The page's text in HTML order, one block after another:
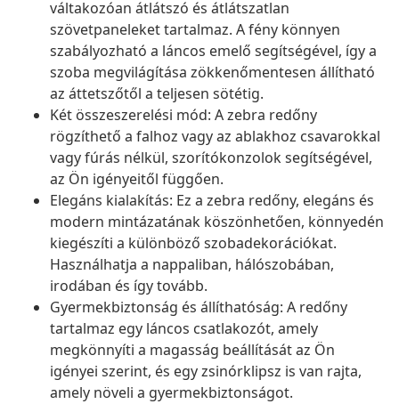
váltakozóan átlátszó és átlátszatlan
szövetpaneleket tartalmaz. A fény könnyen
szabályozható a láncos emelő segítségével, így a
szoba megvilágítása zökkenőmentesen állítható
az áttetszőtől a teljesen sötétig.
Két összeszerelési mód: A zebra redőny
rögzíthető a falhoz vagy az ablakhoz csavarokkal
vagy fúrás nélkül, szorítókonzolok segítségével,
az Ön igényeitől függően.
Elegáns kialakítás: Ez a zebra redőny, elegáns és
modern mintázatának köszönhetően, könnyedén
kiegészíti a különböző szobadekorációkat.
Használhatja a nappaliban, hálószobában,
irodában és így tovább.
Gyermekbiztonság és állíthatóság: A redőny
tartalmaz egy láncos csatlakozót, amely
megkönnyíti a magasság beállítását az Ön
igényei szerint, és egy zsinórklipsz is van rajta,
amely növeli a gyermekbiztonságot.